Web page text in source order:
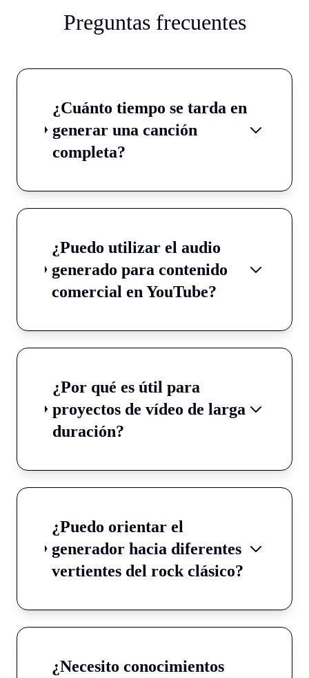
Preguntas frecuentes
¿Cuánto tiempo se tarda en
generar una canción
completa?
¿Puedo utilizar el audio
generado para contenido
comercial en YouTube?
¿Por qué es útil para
proyectos de vídeo de larga
duración?
¿Puedo orientar el
generador hacia diferentes
vertientes del rock clásico?
¿Necesito conocimientos